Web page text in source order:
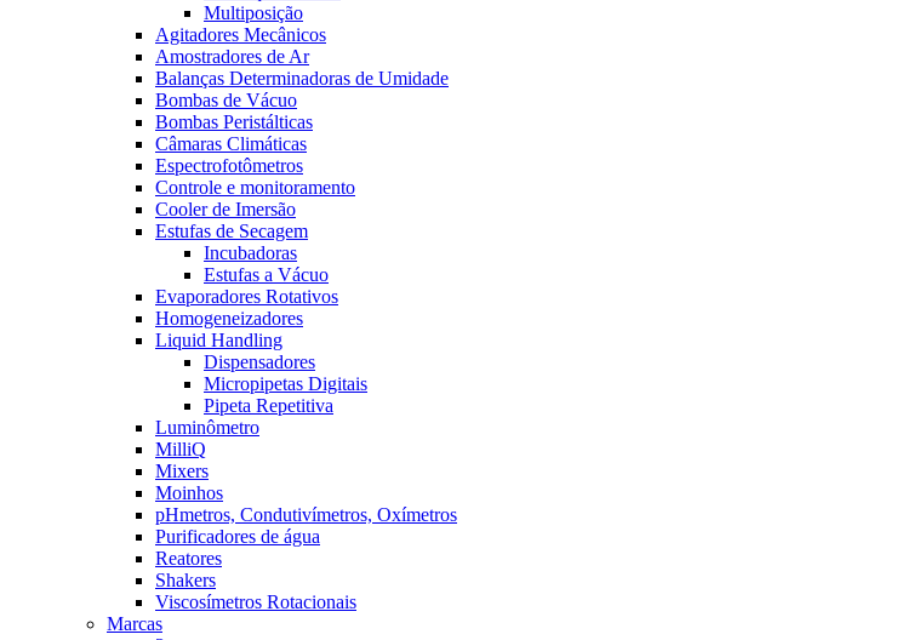
Multiposição
Agitadores Mecânicos
Amostradores de Ar
Balanças Determinadoras de Umidade
Bombas de Vácuo
Bombas Peristálticas
Câmaras Climáticas
Espectrofotômetros
Controle e monitoramento
Cooler de Imersão
Estufas de Secagem
Incubadoras
Estufas a Vácuo
Evaporadores Rotativos
Homogeneizadores
Liquid Handling
Dispensadores
Micropipetas Digitais
Pipeta Repetitiva
Luminômetro
MilliQ
Mixers
Moinhos
pHmetros, Condutivímetros, Oxímetros
Purificadores de água
Reatores
Shakers
Viscosímetros Rotacionais
Marcas